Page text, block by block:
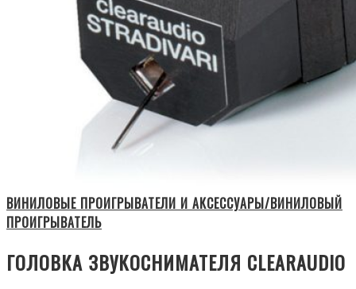
ВИНИЛОВЫЕ ПРОИГРЫВАТЕЛИ И АКСЕССУАРЫ/ВИНИЛОВЫЙ
ПРОИГРЫВАТЕЛЬ
ГОЛОВКА ЗВУКОСНИМАТЕЛЯ CLEARAUDIO